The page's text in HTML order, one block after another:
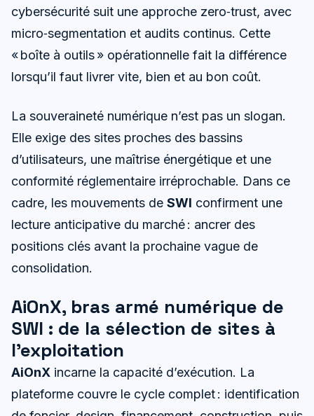
cybersécurité suit une approche zero‑trust, avec
micro‑segmentation et audits continus. Cette
« boîte à outils » opérationnelle fait la différence
lorsqu’il faut livrer vite, bien et au bon coût.
La souveraineté numérique n’est pas un slogan.
Elle exige des sites proches des bassins
d’utilisateurs, une maîtrise énergétique et une
conformité réglementaire irréprochable. Dans ce
cadre, les mouvements de SWI confirment une
lecture anticipative du marché : ancrer des
positions clés avant la prochaine vague de
consolidation.
AiOnX, bras armé numérique de
SWI : de la sélection de sites à
l’exploitation
AiOnX incarne la capacité d’exécution. La
plateforme couvre le cycle complet : identification